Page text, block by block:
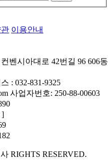
이용안내
벤시아대로 42번길 96 606동
: 032-831-9325
사업자번호: 250-88-00603
]
RIGHTS RESERVED.